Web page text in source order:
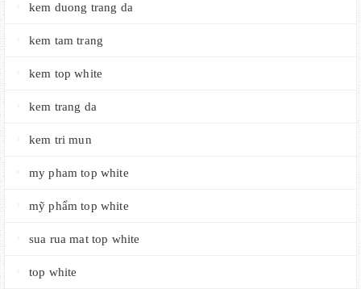
kem duong trang da
kem tam trang
kem top white
kem trang da
kem tri mun
my pham top white
mỹ phẩm top white
sua rua mat top white
top white